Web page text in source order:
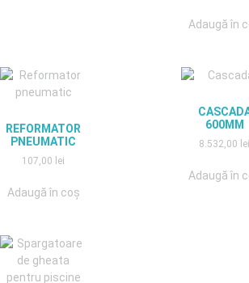
Adaugă în
REFORMATOR
PNEUMATIC
107,00 lei
Adaugă în coș
600MM
8.532,00 lei
Adaugă în